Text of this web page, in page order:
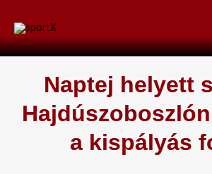
content
Naptej helyett
a kispályás